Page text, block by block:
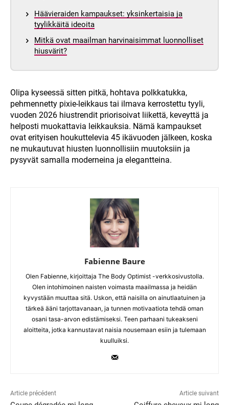
Häävieraiden kampaukset: yksinkertaisia ja
tyylikkäitä ideoita
Mitkä ovat maailman harvinaisimmat luonnolliset
hiusvärit?
Olipa kyseessä sitten pitkä, hohtava polkkatukka,
pehmennetty pixie-leikkaus tai ilmava kerrostettu tyyli,
vuoden 2026 hiustrendit priorisoivat liikettä, keveyttä ja
helposti muokattavia leikkauksia. Nämä kampaukset
ovat erityisen houkuttelevia 45 ikävuoden jälkeen, koska
ne mukautuvat hiusten luonnollisiin muutoksiin ja
pysyvät samalla moderneina ja elegantteina.
Fabienne Baure
Olen Fabienne, kirjoittaja The Body Optimist -verkkosivustolla.
Olen intohimoinen naisten voimasta maailmassa ja heidän
kyvystään muuttaa sitä. Uskon, että naisilla on ainutlaatuinen ja
tärkeä ääni tarjottavanaan, ja tunnen motivaatiota tehdä oman
osani tasa-arvon edistämiseksi. Teen parhaani tukeakseni
aloitteita, jotka kannustavat naisia nousemaan esiin ja tulemaan
kuulluiksi.
Article précédent Article suivant